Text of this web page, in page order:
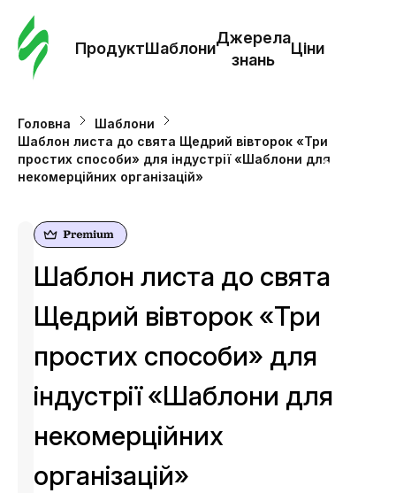
ПродуктШаблони
Джерела
знань
Ціни
Головна
Шаблони
Шаблон листа до свята Щедрий вівторок «Три
простих способи» для індустрії «Шаблони для
некомерційних організацій»
Шаблон листа до свята
Щедрий вівторок «Три
простих способи» для
індустрії «Шаблони для
некомерційних
організацій»